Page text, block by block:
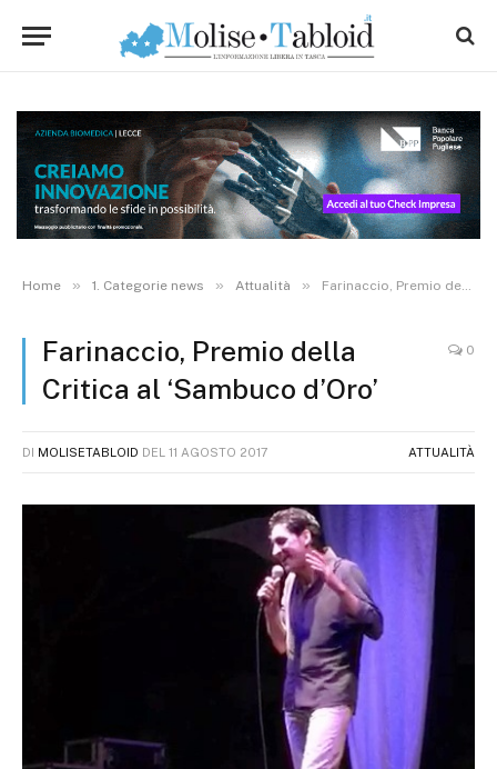
Home » 1. Categorie news » Attualità » Farinaccio, Premio della Critica al ‘Sambuco d’Oro’
Farinaccio, Premio della
Critica al ‘Sambuco d’Oro’
0
DI MOLISETABLOID DEL 11 AGOSTO 2017 ATTUALITÀ